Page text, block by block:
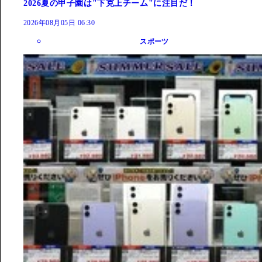
2026夏の甲子園は"下克上チーム"に注目だ！
2026年08月05日 06:30
スポーツ